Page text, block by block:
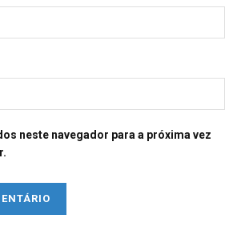
neste navegador para a próxima vez